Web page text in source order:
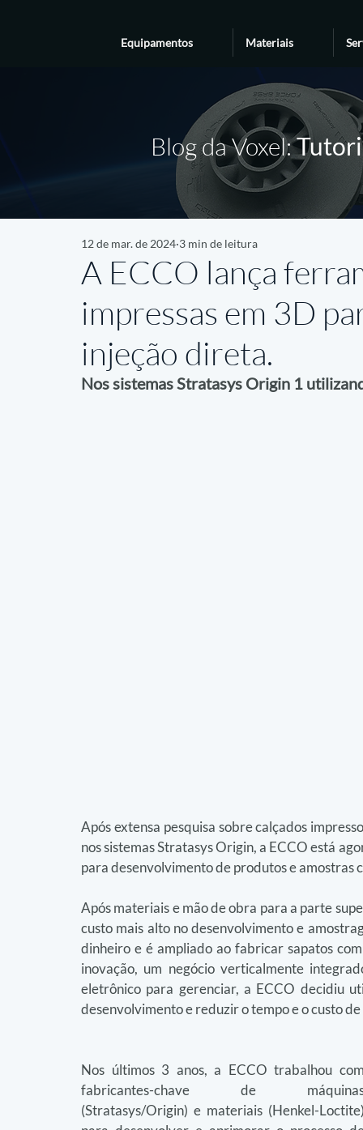
Equipamentos Materiais
Blog da Voxel:
A ECCO lança
impressas em 3D
injeção direta.
12 de mar. de 2024 3 min de leitura
Nos sistemas Stratasys Origin 1
Após extensa pesquisa sobre calçados
nos sistemas Stratasys Origin, a ECCO está
para desenvolvimento de produtos e amostras
Após materiais e mão de obra para a parte
custo mais alto no desenvolvimento e
dinheiro e é ampliado ao fabricar sapatos
inovação, um negócio verticalmente
eletrônico para gerenciar, a ECCO decidiu
desenvolvimento e reduzir o tempo e o custo
Nos últimos 3 anos, a ECCO trabalhou
fabricantes-chave de
(Stratasys/Origin) e materiais (Henkel-